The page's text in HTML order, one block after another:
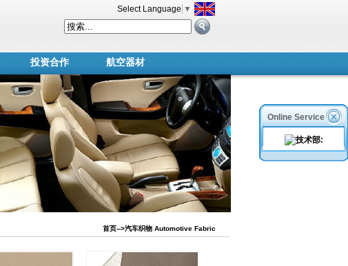
Select Language ▼
投资合作 航空器材
首页-->汽车织物 Automotive Fabric
Online Service